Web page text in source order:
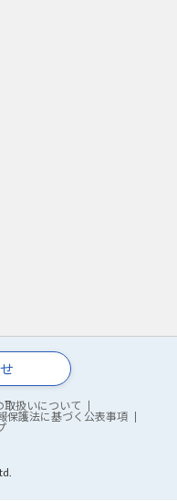
取扱いについて
保護法に基づく公表事項